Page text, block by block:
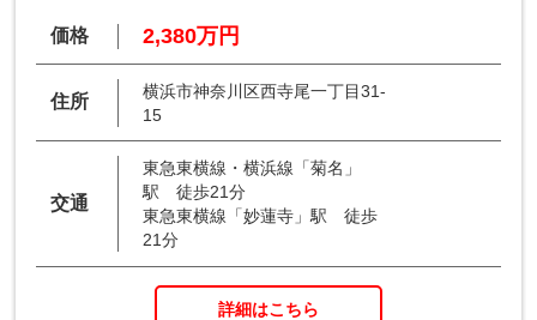
価格 2,380万円
住所
横浜市神奈川区西寺尾一丁目31-
15
交通
東急東横線・横浜線「菊名」
駅 徒歩21分
東急東横線「妙蓮寺」駅 徒歩
21分
詳細はこちら